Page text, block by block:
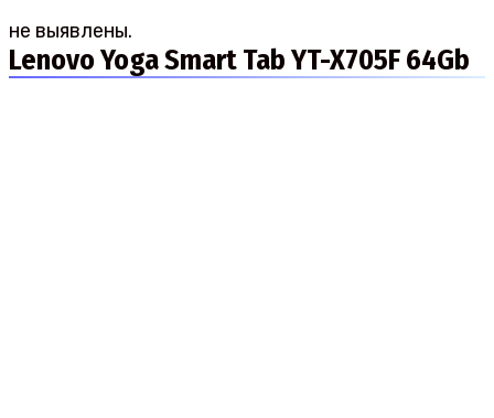
не выявлены.
Lenovo Yoga Smart Tab YT-X705F 64Gb